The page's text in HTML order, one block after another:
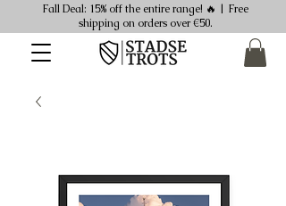
Fall Deal: 15% off the entire range! 🔥 | Free
shipping on orders over €50.